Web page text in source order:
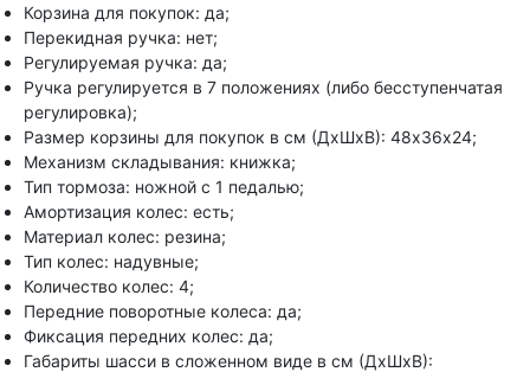
Корзина для покупок: да;
Перекидная ручка: нет;
Регулируемая ручка: да;
Ручка регулируется в 7 положениях (либо бесступенчатая
регулировка);
Размер корзины для покупок в см (ДхШхВ): 48х36х24;
Механизм складывания: книжка;
Тип тормоза: ножной с 1 педалью;
Амортизация колес: есть;
Материал колес: резина;
Тип колес: надувные;
Количество колес: 4;
Передние поворотные колеса: да;
Фиксация передних колес: да;
Габариты шасси в сложенном виде в см (ДхШхВ):